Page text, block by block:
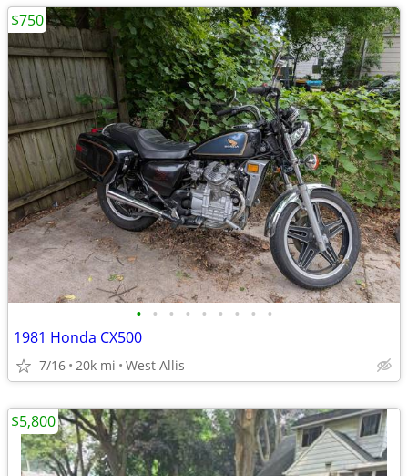
• • • • • • • • •
1981 Honda CX500
7/16 20k mi West Allis
$750
$5,800